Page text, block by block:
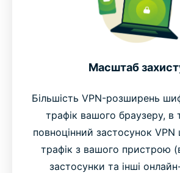
Масштаб
Більшість VPN-розширень
трафік вашого браузеру, в
повноцінний застосунок
трафік з вашого пристрою
застосунки та інші